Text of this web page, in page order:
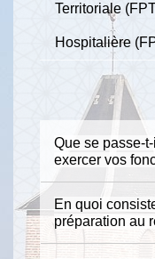
Territoriale
Hospitalière
Que se passe-
exercer vos
En quoi
préparation au